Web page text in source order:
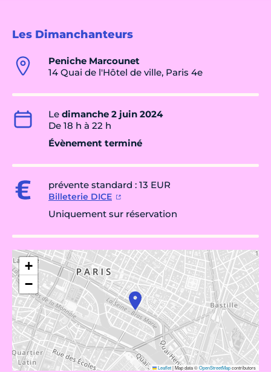
Les Dimanchanteurs
Peniche Marcounet
14 Quai de l'Hôtel de ville, Paris 4e
Le dimanche 2 juin 2024
De 18 h à 22 h
Évènement terminé
prévente standard : 13 EUR
Billeterie DICE
Uniquement sur réservation
+
−
Leaflet|Map data ©OpenStreetMapcontributors